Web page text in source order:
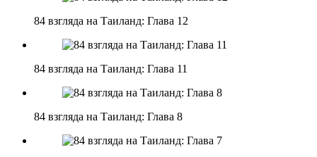
84 взгляда на Таиланд: Глава 12
84 взгляда на Таиланд: Глава 11
84 взгляда на Таиланд: Глава 8